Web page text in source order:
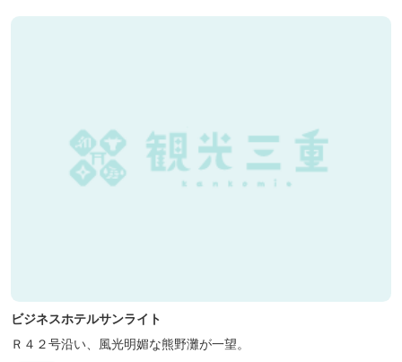
ビジネスホテルサンライト
Ｒ４２号沿い、風光明媚な熊野灘が一望。